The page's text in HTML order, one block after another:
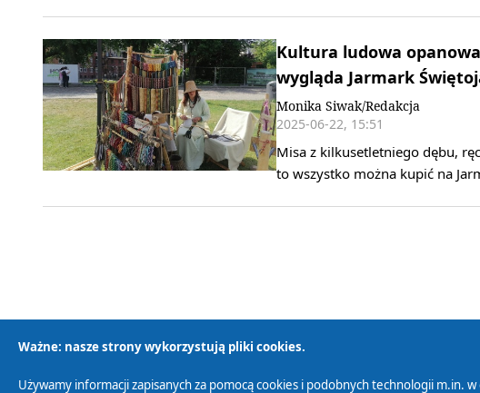
Kultura ludowa
wygląda Jarmark
Monika Siwak/Redakcja
2025-06-22, 15:51
Misa z kilkusetletniego dębu,
to wszystko można kupić na
Ważne: nasze strony wykorzystują pliki cookies.
Używamy informacji zapisanych za pomocą cookies i podobnych technologii m.in.